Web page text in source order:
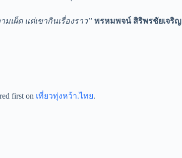
เผ็ด แต่เขากินเรื่องราว” พรหมพจน์ สิริพรชัยเจริญ
first on เที่ยวทุ่งหว้า.ไทย.